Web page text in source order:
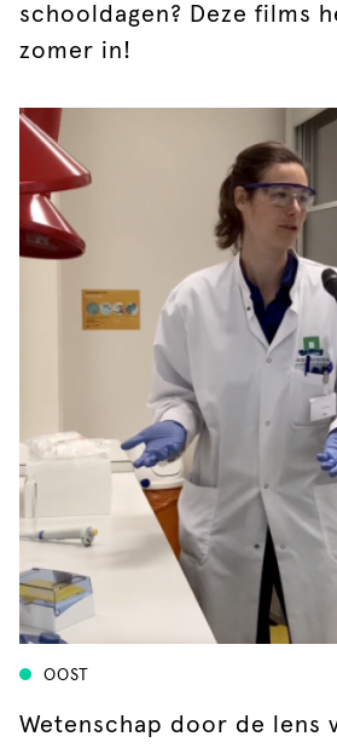
schooldagen? Deze films
zomer in!
OOST
Wetenschap door de lens